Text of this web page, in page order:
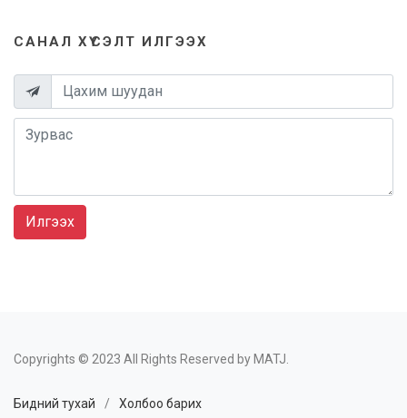
САНАЛ ХҮСЭЛТ ИЛГЭЭХ
Илгээх
Copyrights © 2023 All Rights Reserved by MATJ.
Бидний тухай / Холбоо барих